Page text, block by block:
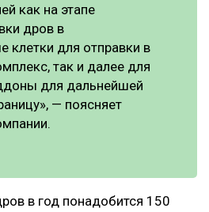
как на этапе
дров в
клетки для отправки в
так и далее для
для дальнейшей
— поясняет
в год понадобится 150